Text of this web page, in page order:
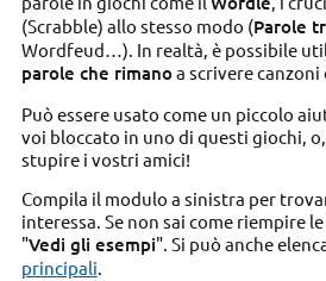
(Scrabble) allo stesso modo (Parole
Wordfeud…). In realtà, è possibile
parole che rimanoa scrivere canzoni
Può essere usato come un piccolo
voi bloccato in uno di questi giochi,
stupire i vostri amici!
Compila il modulo a sinistra per
interessa. Se non sai come riempire
"Vedi gli esempi". Si può anche
principali.